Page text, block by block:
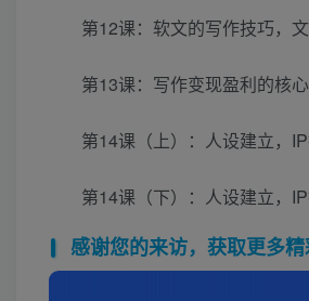
第12课：软文的写作技巧，
第13课：写作变现盈利的核
第14课（上）：人设建立，
第14课（下）：人设建立，
感谢您的来访，获取更多精